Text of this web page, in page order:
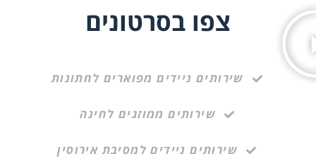
צפו בסרטונים
שירותים ניידים מפוארים לחתונות
שירותים ממוזגים לחינה
שירותים ניידים למסיבת אירוסין